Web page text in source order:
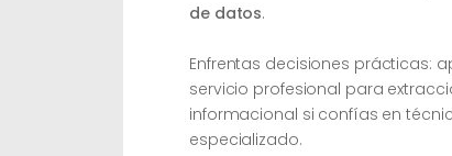
de datos.
Enfrentas decisiones prácticas:
servicio profesional para
informacional si confías en
especializado.